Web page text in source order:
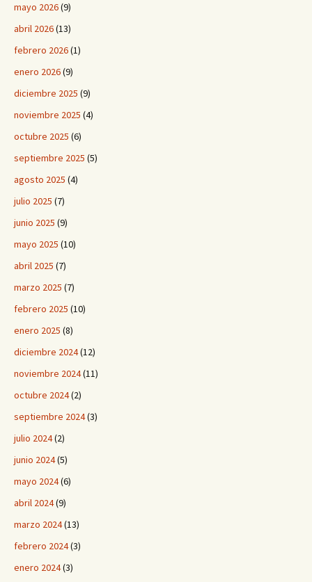
mayo 2026(9)
abril 2026(13)
febrero 2026(1)
enero 2026(9)
diciembre 2025 (9)
noviembre 2025 (4)
octubre 2025 (6)
septiembre 2025 (5)
agosto 2025 (4)
julio 2025 (7)
junio 2025 (9)
mayo 2025 (10)
abril 2025 (7)
marzo 2025 (7)
febrero 2025 (10)
enero 2025 (8)
diciembre 2024(12)
noviembre 2024(11)
octubre 2024(2)
septiembre 2024(3)
julio 2024(2)
junio 2024(5)
mayo 2024(6)
abril 2024(9)
marzo 2024(13)
febrero 2024(3)
enero 2024(3)